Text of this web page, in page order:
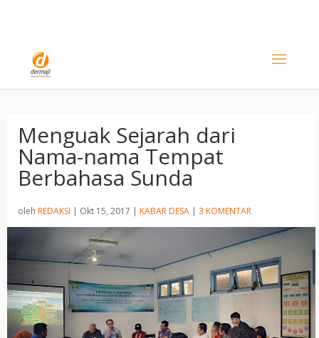
Menguak Sejarah dari
Nama-nama Tempat
Berbahasa Sunda
oleh REDAKSI | Okt 15, 2017 | KABAR DESA | 3 KOMENTAR